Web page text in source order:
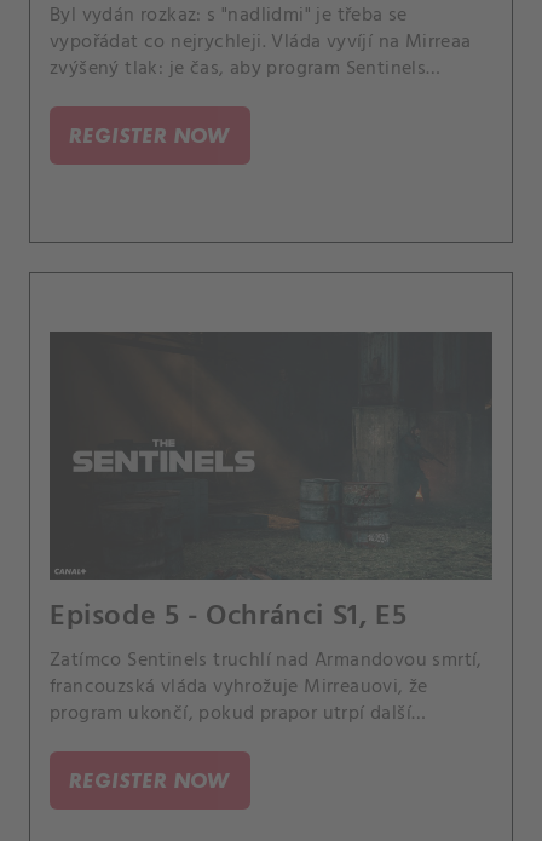
Byl vydán rozkaz: s "nadlidmi" je třeba se
vypořádat co nejrychleji. Vláda vyvíjí na Mirreaa
zvýšený tlak: je čas, aby program Sentinels
REGISTER NOW
Episode 5 - Ochránci S1, E5
Zatímco Sentinels truchlí nad Armandovou smrtí,
francouzská vláda vyhrožuje Mirreauovi, že
program ukončí, pokud prapor utrpí další
novinářka, se zabývá deset let starým případem
podivné série vražd, do které se Mirreau zdá být
REGISTER NOW